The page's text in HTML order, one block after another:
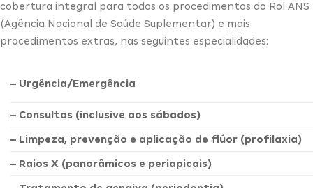
cobertura integral para todos os procedimentos do Rol ANS
(Agência Nacional de Saúde Suplementar) e mais
procedimentos extras, nas seguintes especialidades:
– Urgência/Emergência
– Consultas (inclusive aos sábados)
– Limpeza, prevenção e aplicação de flúor (profilaxia)
– Raios X (panorâmicos e periapicais)